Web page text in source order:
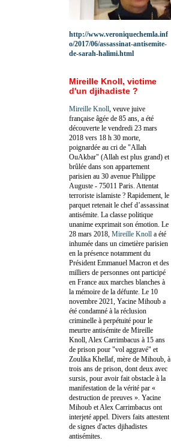
http://www.veroniquechemla.inf
o/2017/06/assassinat-antisemite-
de-sarah-halimi.html
Mireille Knoll, victime
d'un djihadiste ?
Mireille Knoll , veuve juive
française âgée de 85 ans, a été
découverte le vendredi 23 mars
2018 vers 18 h 30 morte,
poignardée au cri de "Allah
OuAkbar" (Allah est plus grand) et
brûlée dans son appartement
parisien au 30 avenue Philippe
Auguste - 75011 Paris. Attentat
terroriste islamiste ? Rapidement, le
parquet retenait le chef d’assassinat
antisémite. La classe politique
unanime exprimait son émotion. Le
28 mars 2018, Mireille Knoll a été
inhumée dans un cimetière parisien
en la présence notamment du
Président Emmanuel Macron et des
milliers de personnes ont participé
en France aux marches blanches à
la mémoire de la défunte. Le 10
novembre 2021, Yacine Mihoub a
été condamné à la réclusion
criminelle à perpétuité pour le
meurtre antisémite de Mireille
Knoll, Alex Carrimbacus à 15 ans
de prison pour "vol aggravé" et
Zoulika Khellaf, mère de Mihoub, à
trois ans de prison, dont deux avec
sursis, pour avoir fait obstacle à la
manifestation de la vérité par «
destruction de preuves ». Yacine
Mihoub et Alex Carrimbacus ont
interjeté appel. Divers faits attestent
de signes d'actes djihadistes
antisémites.